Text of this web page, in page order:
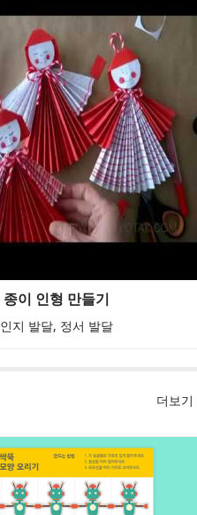
종이 인형 만들기
인지 발달, 정서 발달
더보기